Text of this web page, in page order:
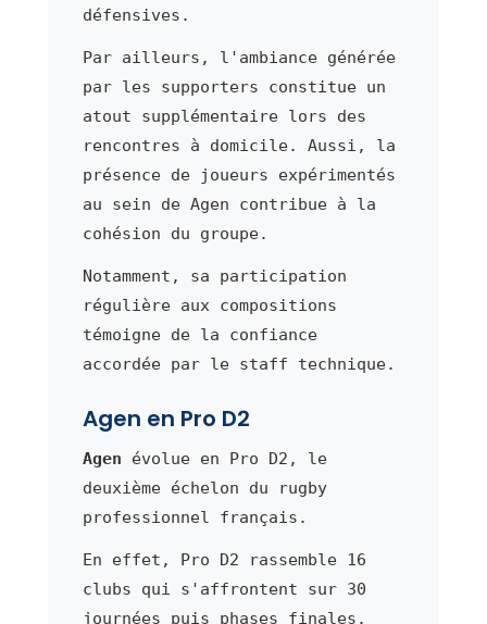
défensives.
Par ailleurs, l'ambiance générée
par les supporters constitue un
atout supplémentaire lors des
rencontres à domicile. Aussi, la
présence de joueurs expérimentés
au sein de Agen contribue à la
cohésion du groupe.
Notamment, sa participation
régulière aux compositions
témoigne de la confiance
accordée par le staff technique.
Agen en Pro D2
Agen évolue en Pro D2, le
deuxième échelon du rugby
professionnel français.
En effet, Pro D2 rassemble 16
clubs qui s'affrontent sur 30
journées puis phases finales.